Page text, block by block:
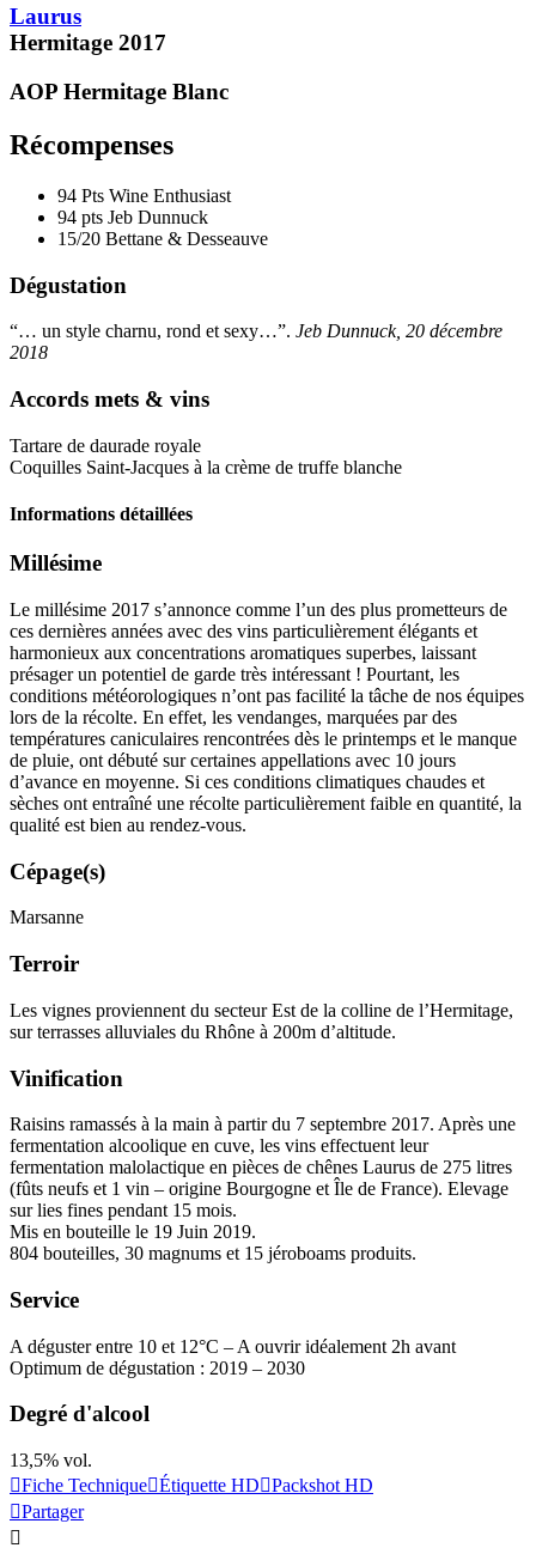
Laurus
Hermitage 2017
AOP Hermitage Blanc
Récompenses
94 Pts Wine Enthusiast
94 pts Jeb Dunnuck
15/20 Bettane & Desseauve
Dégustation
“… un style charnu, rond et sexy…”. Jeb Dunnuck, 20 décembre
2018
Accords mets & vins
Tartare de daurade royale
Coquilles Saint-Jacques à la crème de truffe blanche
Informations détaillées
Millésime
Le millésime 2017 s’annonce comme l’un des plus prometteurs de
ces dernières années avec des vins particulièrement élégants et
harmonieux aux concentrations aromatiques superbes, laissant
présager un potentiel de garde très intéressant ! Pourtant, les
conditions météorologiques n’ont pas facilité la tâche de nos équipes
lors de la récolte. En effet, les vendanges, marquées par des
températures caniculaires rencontrées dès le printemps et le manque
de pluie, ont débuté sur certaines appellations avec 10 jours
d’avance en moyenne. Si ces conditions climatiques chaudes et
sèches ont entraîné une récolte particulièrement faible en quantité, la
qualité est bien au rendez-vous.
Cépage(s)
Marsanne
Terroir
Les vignes proviennent du secteur Est de la colline de l’Hermitage,
sur terrasses alluviales du Rhône à 200m d’altitude.
Vinification
Raisins ramassés à la main à partir du 7 septembre 2017. Après une
fermentation alcoolique en cuve, les vins effectuent leur
fermentation malolactique en pièces de chênes Laurus de 275 litres
(fûts neufs et 1 vin – origine Bourgogne et Île de France). Elevage
sur lies fines pendant 15 mois.
Mis en bouteille le 19 Juin 2019.
804 bouteilles, 30 magnums et 15 jéroboams produits.
Service
A déguster entre 10 et 12°C – A ouvrir idéalement 2h avant
Optimum de dégustation : 2019 – 2030
Degré d'alcool
13,5% vol.
Fiche Technique Étiquette HD
Packshot HD
Partager